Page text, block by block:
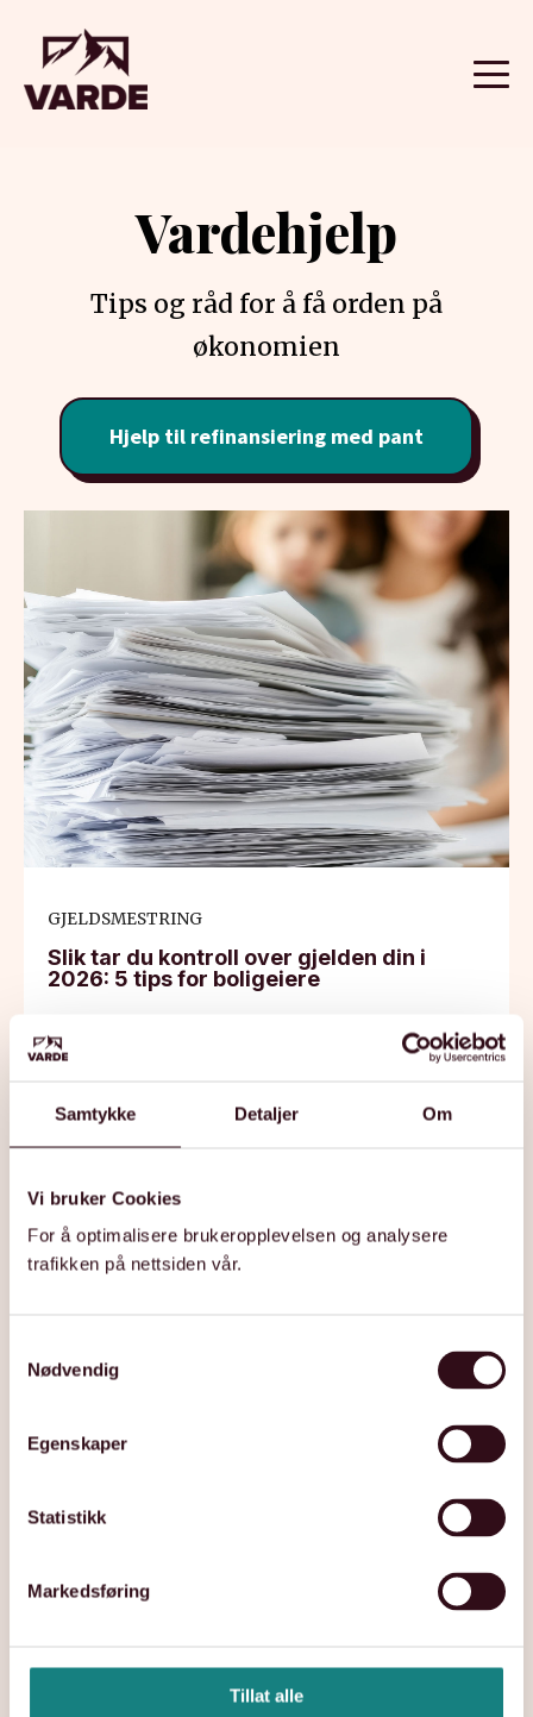
Samtykke Detaljer Om
Vi bruker Cookies
For å optimalisere brukeropplevelsen og analysere
trafikken på nettsiden vår.
Nødvendig
Egenskaper
Statistikk
Markedsføring
Tillat alle
Vardehjelp
Tips og råd for å få orden på
økonomien
Hjelp til refinansiering med pant
GJELDSMESTRING
Slik tar du kontroll over gjelden din i
2026: 5 tips for boligeiere
Hvordan håndtere skam knyttet til